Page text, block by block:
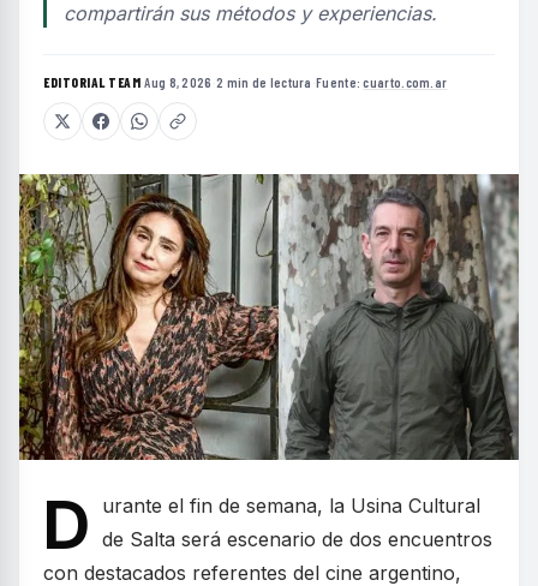
compartirán sus métodos y experiencias.
EDITORIAL TEAM·Aug 8, 2026 ·2 min de lectura ·Fuente:cuarto.com.ar
D
urante el fin de semana, la Usina Cultural
de Salta será escenario de dos encuentros
con destacados referentes del cine argentino,